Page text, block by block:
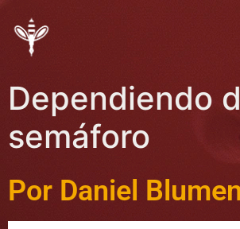
Dependiendo
semáforo
Por Daniel